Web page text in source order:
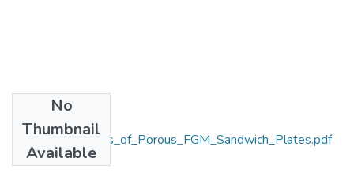
No
Thumbnail
Available
Vibration_Analysis_of_Porous_FGM_Sandwich_Plates.pdf
(2.66 MB)